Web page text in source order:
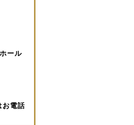
ール
お電話